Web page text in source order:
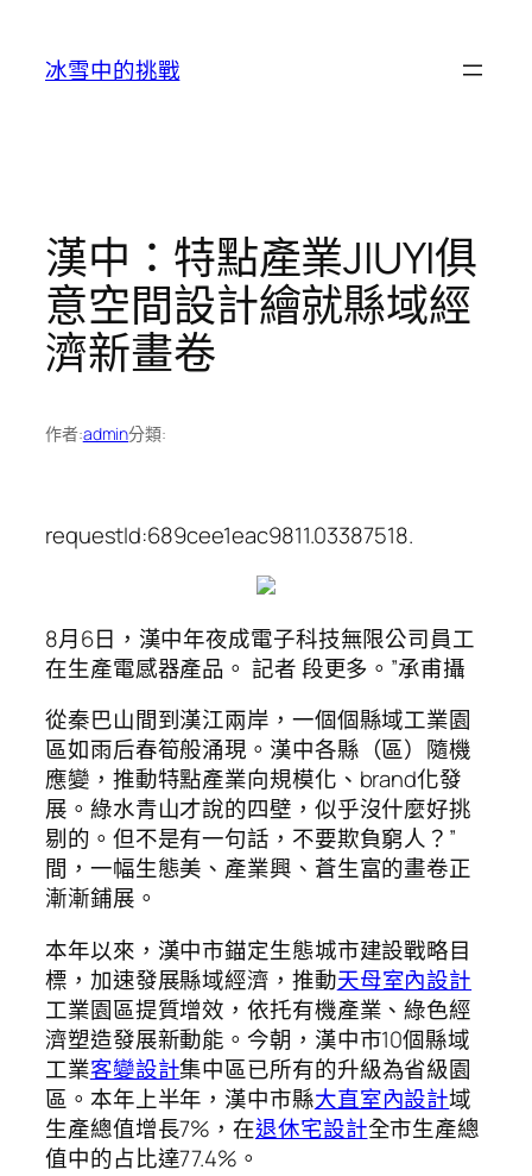
冰雪中的挑戰
漢中：特點產業JIUYI俱
意空間設計繪就縣域經
濟新畫卷
作者:admin分類:
requestId:689cee1eac9811.03387518.
8月6日，漢中年夜成電子科技無限公司員工
在生產電感器產品。 記者 段更多。”承甫攝
從秦巴山間到漢江兩岸，一個個縣域工業園
區如雨后春筍般涌現。漢中各縣（區）隨機
應變，推動特點產業向規模化、brand化發
展。綠水青山才說的四壁，似乎沒什麼好挑
剔的。但不是有一句話，不要欺負窮人？”
間，一幅生態美、產業興、蒼生富的畫卷正
漸漸鋪展。
本年以來，漢中市錨定生態城市建設戰略目
標，加速發展縣域經濟，推動天母室內設計
工業園區提質增效，依托有機產業、綠色經
濟塑造發展新動能。今朝，漢中市10個縣域
工業客變設計集中區已所有的升級為省級園
區。本年上半年，漢中市縣大直室內設計域
生產總值增長7%，在退休宅設計全市生產總
值中的占比達77.4%。